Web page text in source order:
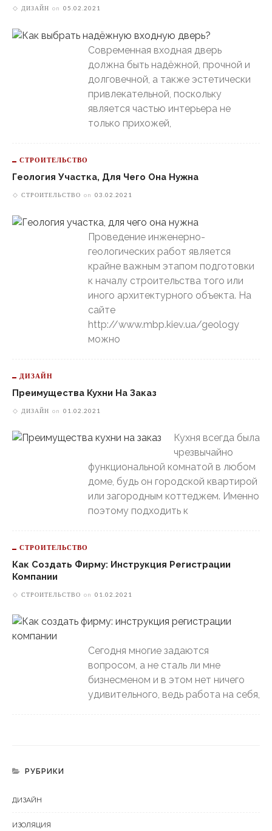
ДИЗАЙН on 05.02.2021
Современная входная дверь
должна быть надёжной, прочной и
долговечной, а также эстетически
привлекательной, поскольку
является частью интерьера не
только прихожей,
СТРОИТЕЛЬСТВО
Геология Участка, Для Чего Она Нужна
СТРОИТЕЛЬСТВО on 03.02.2021
Проведение инженерно-
геологических работ является
крайне важным этапом подготовки
к началу строительства того или
иного архитектурного объекта. На
сайте
http://www.mbp.kiev.ua/geology
можно
ДИЗАЙН
Преимущества Кухни На Заказ
ДИЗАЙН on 01.02.2021
Кухня всегда была
чрезвычайно
функциональной комнатой в любом
доме, будь он городской квартирой
или загородным коттеджем. Именно
поэтому подходить к
СТРОИТЕЛЬСТВО
Как Создать Фирму: Инструкция Регистрации
Компании
СТРОИТЕЛЬСТВО on 01.02.2021
Сегодня многие задаются
вопросом, а не сталь ли мне
бизнесменом и в этом нет ничего
удивительного, ведь работа на себя,
РУБРИКИ
ДИЗАЙН
ИЗОЛЯЦИЯ